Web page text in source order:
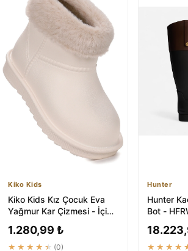
Kiko Kids
Kiko Kids Kız Çocuk Eva
Yağmur Kar Çizmesi - İçi
1.280,99 ₺
★★★★★ (0)
Hunter
Hunter
Bot -